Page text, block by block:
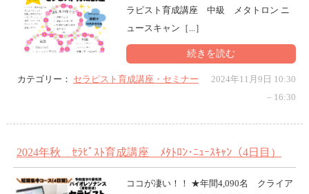
ラピスト育成講座 中級 メタトロン ニ
ュースキャン［...］
続きを読む
カテゴリー： セラピスト育成講座・セミナー
2024年11月9日 10:30
– 16:30
2024年秋 ｾﾗﾋﾟｽﾄ育成講座 ﾒﾀﾄﾛﾝ･ﾆｭｰｽｷｬﾝ（4日目）
ココが凄い！！ ★年間4,090名 クライア